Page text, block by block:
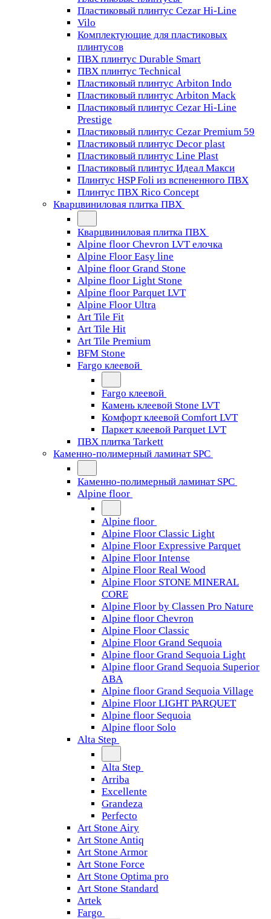
Пластиковый плинтус Cezar Hi-Line
Vilo
Комплектующие для пластиковых
плинтусов
ПВХ плинтус Durable Smart
ПВХ плинтус Technical
Пластиковый плинтус Arbiton Indo
Пластиковый плинтус Arbiton Mack
Пластиковый плинтус Cezar Hi-Line
Prestige
Пластиковый плинтус Cezar Premium 59
Пластиковый плинтус Decor plast
Пластиковый плинтус Line Plast
Пластиковый плинтус Идеал Макси
Плинтус HSP Foli из вспененного ПВХ
Плинтус ПВХ Rico Concept
Кварцвиниловая плитка ПВХ
Кварцвиниловая плитка ПВХ
Alpine floor Chevron LVT елочка
Alpine Floor Easy line
Alpine floor Grand Stone
Alpine floor Light Stone
Alpine floor Parquet LVT
Alpine Floor Ultra
Art Tile Fit
Art Tile Hit
Art Tile Premium
BFM Stone
Fargo клеевой
Fargo клеевой
Камень клеевой Stone LVT
Комфорт клеевой Comfort LVT
Паркет клеевой Parquet LVT
ПВХ плитка Tarkett
Каменно-полимерный ламинат SPC
Каменно-полимерный ламинат SPC
Alpine floor
Alpine floor
Alpine Floor Classic Light
Alpine Floor Expressive Parquet
Alpine Floor Intense
Alpine Floor Real Wood
Alpine Floor STONE MINERAL
CORE
Alpine Floor by Classen Pro Nature
Alpine floor Chevron
Alpine Floor Classic
Alpine Floor Grand Sequoia
Alpine floor Grand Sequoia Light
Alpine floor Grand Sequoia Superior
ABA
Alpine floor Grand Sequoia Village
Alpine Floor LIGHT PARQUET
Alpine floor Sequoia
Alpine floor Solo
Alta Step
Alta Step
Arriba
Excellente
Grandeza
Perfecto
Art Stone Airy
Art Stone Antiq
Art Stone Armor
Art Stone Force
Art Stone Optima pro
Art Stone Standard
Artek
Fargo